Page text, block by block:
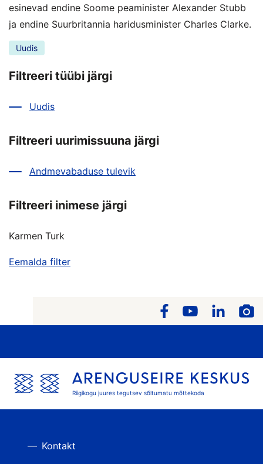
esinevad endine Soome peaminister Alexander Stubb
ja endine Suurbritannia haridusminister Charles Clarke.
Uudis
Filtreeri tüübi järgi
Uudis
Filtreeri uurimissuuna järgi
Andmevabaduse tulevik
Filtreeri inimese järgi
Karmen Turk
Eemalda filter
Riigikogu juures tegutsev sõltumatu mõttekoda
Kontakt